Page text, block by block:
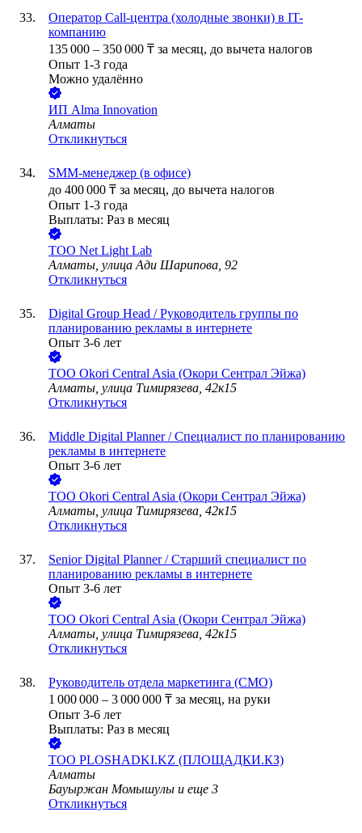
Оператор Call-центра (холодные звонки) в IT-
компанию
135 000 – 350 000 ₸ за месяц, до вычета налогов
Опыт 1-3 года
Можно удалённо
ИП Alma Innovation
Алматы
Откликнуться
SMM-менеджер (в офисе)
до 400 000 ₸ за месяц, до вычета налогов
Опыт 1-3 года
Выплаты: Раз в месяц
ТОО Net Light Lab
Алматы, улица Ади Шарипова, 92
Откликнуться
Digital Group Head / Руководитель группы по
планированию рекламы в интернете
Опыт 3-6 лет
ТОО Okori Central Asia (Окори Сентрал Эйжа)
Алматы, улица Тимирязева, 42к15
Откликнуться
Middle Digital Planner / Специалист по планированию
рекламы в интернете
Опыт 3-6 лет
ТОО Okori Central Asia (Окори Сентрал Эйжа)
Алматы, улица Тимирязева, 42к15
Откликнуться
Senior Digital Planner / Старший специалист по
планированию рекламы в интернете
Опыт 3-6 лет
ТОО Okori Central Asia (Окори Сентрал Эйжа)
Алматы, улица Тимирязева, 42к15
Откликнуться
Руководитель отдела маркетинга (CMO)
1 000 000 – 3 000 000 ₸ за месяц, на руки
Опыт 3-6 лет
Выплаты: Раз в месяц
ТОО PLOSHADKI.KZ (ПЛОЩАДКИ.КЗ)
Алматы
Бауыржан Момышулы и еще 3
Откликнуться